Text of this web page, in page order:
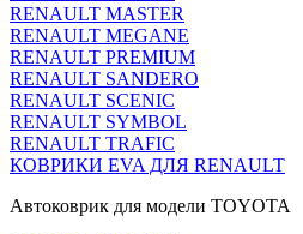
RENAULT MASTER
RENAULT MEGANE
RENAULT PREMIUM
RENAULT SANDERO
RENAULT SCENIC
RENAULT SYMBOL
RENAULT TRAFIC
КОВРИКИ EVA ДЛЯ RENAULT
Автоковрик для модели TOYOTA